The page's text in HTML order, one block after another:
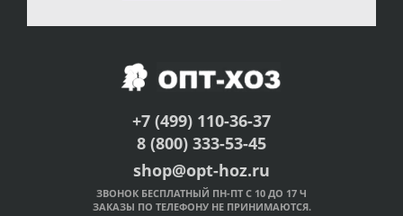
+7 (499) 110-36-37
8 (800) 333-53-45
shop@opt-hoz.ru
ЗВОНОК БЕСПЛАТНЫЙ ПН-ПТ С 10 ДО 17 Ч
ЗАКАЗЫ ПО ТЕЛЕФОНУ НЕ ПРИНИМАЮТСЯ.